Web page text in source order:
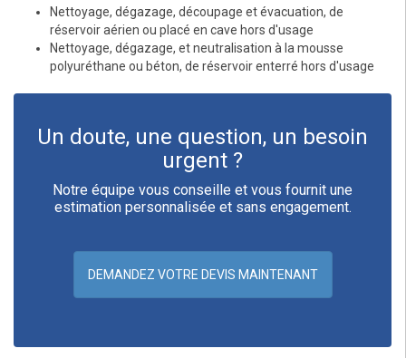
Nettoyage, dégazage, découpage et évacuation, de
réservoir aérien ou placé en cave hors d'usage
Nettoyage, dégazage, et neutralisation à la mousse
polyuréthane ou béton, de réservoir enterré hors d'usage
Un doute, une question, un besoin
urgent ?
Notre équipe vous conseille et vous fournit une
estimation personnalisée et sans engagement.
DEMANDEZ VOTRE DEVIS MAINTENANT